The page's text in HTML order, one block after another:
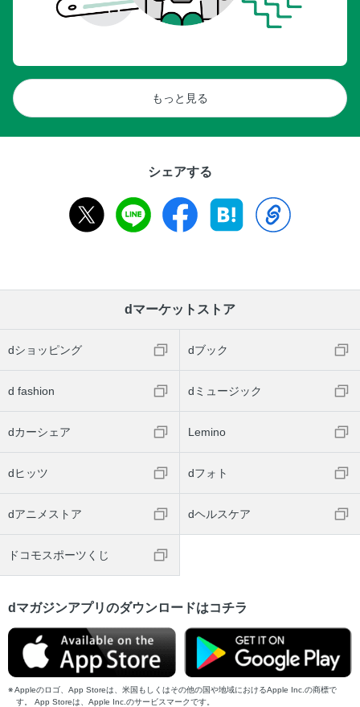
もっと見る
シェアする
dマーケットストア
dショッピング dブック
d fashion dミュージック
dカーシェア Lemino
dヒッツ dフォト
dアニメストア dヘルスケア
ドコモスポーツくじ
dマガジンアプリのダウンロードはコチラ
Appleのロゴ、App Storeは、米国もしくはその他の国や地域におけるApple Inc.の商標で
す。 App Storeは、Apple Inc.のサービスマークです。